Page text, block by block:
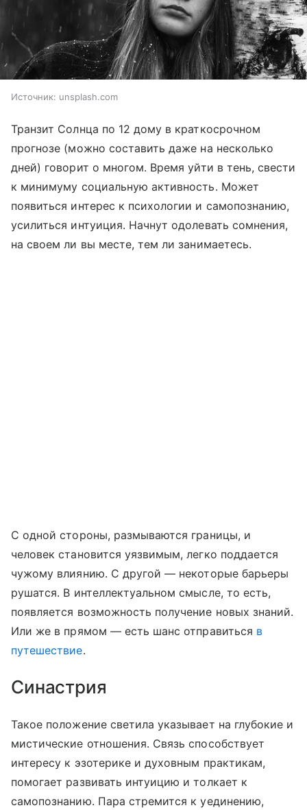
Источник: unsplash.com
Транзит Солнца по 12 дому в краткосрочном
прогнозе (можно составить даже на несколько
дней) говорит о многом. Время уйти в тень, свести
к минимуму социальную активность. Может
появиться интерес к психологии и самопознанию,
усилиться интуиция. Начнут одолевать сомнения,
на своем ли вы месте, тем ли занимаетесь.
С одной стороны, размываются границы, и
человек становится уязвимым, легко поддается
чужому влиянию. С другой — некоторые барьеры
рушатся. В интеллектуальном смысле, то есть,
появляется возможность получение новых знаний.
Или же в прямом — есть шанс отправиться в
путешествие.
Синастрия
Такое положение светила указывает на глубокие и
мистические отношения. Связь способствует
интересу к эзотерике и духовным практикам,
помогает развивать интуицию и толкает к
самопознанию. Пара стремится к уединению,